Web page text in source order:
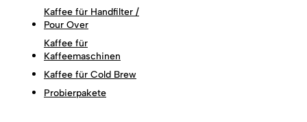
Kaffee für Handfilter /
Pour Over
Kaffee für
Kaffeemaschinen
Kaffee für Cold Brew
Probierpakete